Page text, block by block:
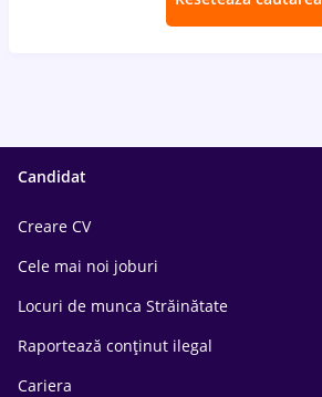
Candidat
Creare CV
Cele mai noi joburi
Locuri de munca Străinătate
Raportează conținut ilegal
Cariera